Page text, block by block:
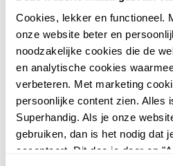
Cookies, lekker en functioneel.
onze website beter en
noodzakelijke cookies die de
en analytische cookies
verbeteren. Met marketing
persoonlijke content zien. Alles
Superhandig. Als je onze
gebruiken, dan is het nodig dat
accepteert. Dit doe je door op